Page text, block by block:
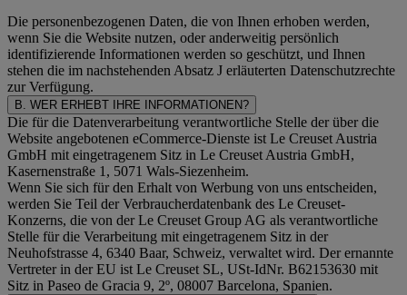
Die personenbezogenen Daten, die von Ihnen erhoben werden,
wenn Sie die Website nutzen, oder anderweitig persönlich
identifizierende Informationen werden so geschützt, und Ihnen
stehen die im nachstehenden Absatz J erläuterten Datenschutzrechte
zur Verfügung.
B. WER ERHEBT IHRE INFORMATIONEN?
Die für die Datenverarbeitung verantwortliche Stelle der über die
Website angebotenen eCommerce-Dienste ist Le Creuset Austria
GmbH mit eingetragenem Sitz in Le Creuset Austria GmbH,
Kasernenstraße 1, 5071 Wals-Siezenheim.
Wenn Sie sich für den Erhalt von Werbung von uns entscheiden,
werden Sie Teil der Verbraucherdatenbank des Le Creuset-
Konzerns, die von der Le Creuset Group AG als verantwortliche
Stelle für die Verarbeitung mit eingetragenem Sitz in der
Neuhofstrasse 4, 6340 Baar, Schweiz, verwaltet wird. Der ernannte
Vertreter in der EU ist Le Creuset SL, USt-IdNr. B62153630 mit
Sitz in Paseo de Gracia 9, 2º, 08007 Barcelona, Spanien.